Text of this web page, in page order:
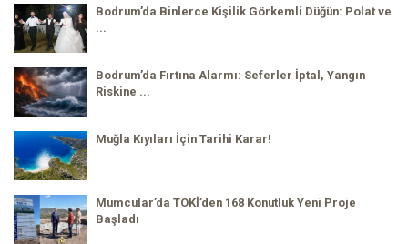
Bodrum’da Binlerce Kişilik Görkemli Düğün: Polat ve
...
Bodrum’da Fırtına Alarmı: Seferler İptal, Yangın
Riskine ...
Muğla Kıyıları İçin Tarihi Karar!
Mumcular’da TOKİ’den 168 Konutluk Yeni Proje
Başladı